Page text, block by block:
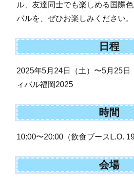
ル、友達同士でも楽しめる国際
バルを、ぜひお楽しみください。
日程
2025年5月24日（土）〜5月25日
ィバル福岡2025
時間
10:00〜20:00（飲食ブースL.O.
会場